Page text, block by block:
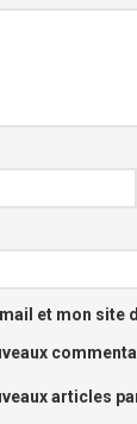
et mon site
articles